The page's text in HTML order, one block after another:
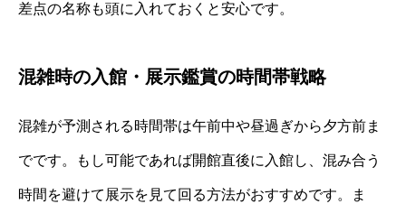
差点の名称も頭に入れておくと安心です。
混雑時の入館・展示鑑賞の時間帯戦略
混雑が予測される時間帯は午前中や昼過ぎから夕方前ま
でです。もし可能であれば開館直後に入館し、混み合う
時間を避けて展示を見て回る方法がおすすめです。ま